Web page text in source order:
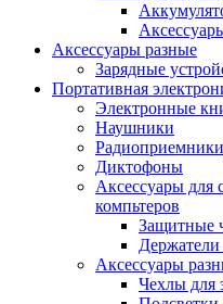
Аксессуары разные
Зарядные
Портативная
Электронные
Наушники
Радиоприемники
Диктофоны
Аксессуары для
компьтеров
Защитные
Держатели
Аксессуары
Чехлы для